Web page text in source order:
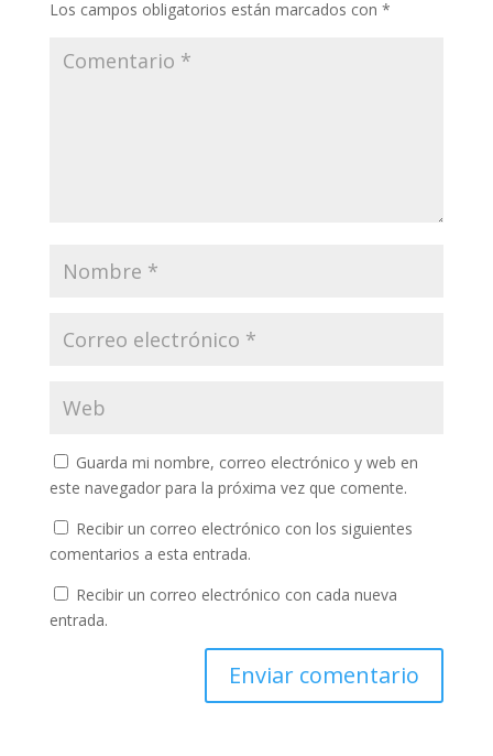
Los campos obligatorios están marcados con *
Guarda mi nombre, correo electrónico y web en
este navegador para la próxima vez que comente.
Recibir un correo electrónico con los siguientes
comentarios a esta entrada.
Recibir un correo electrónico con cada nueva
entrada.